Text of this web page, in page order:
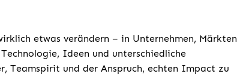
etwas verändern – in Unternehmen, Märkten
Ideen und unterschiedliche
Teamspirit und der Anspruch, echten Impact zu